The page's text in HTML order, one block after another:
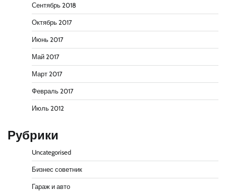
Сентябрь 2018
Октябрь 2017
Июнь 2017
Май 2017
Март 2017
Февраль 2017
Июль 2012
Рубрики
Uncategorised
Бизнес советник
Гараж и авто